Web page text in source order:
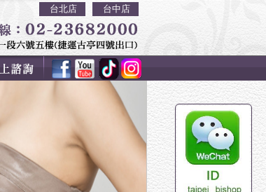
台北店 台中店